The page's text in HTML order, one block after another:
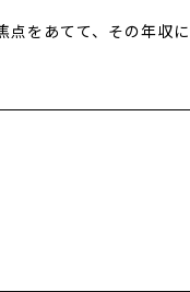
をあてて、その年収